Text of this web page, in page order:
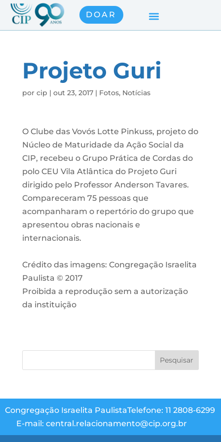
DOAR
Projeto Guri
por cip | out 23, 2017| Fotos, Notícias
O Clube das Vovós Lotte Pinkuss, projeto do
Núcleo de Maturidade da Ação Social da
CIP, recebeu o Grupo Prática de Cordas do
polo CEU Vila Atlântica do Projeto Guri
dirigido pelo Professor Anderson Tavares.
Compareceram 75 pessoas que
acompanharam o repertório do grupo que
apresentou obras nacionais e
internacionais.
Crédito das imagens: Congregação Israelita
Paulista © 2017
Proibida a reprodução sem a autorização
da instituição
Congregação Israelita PaulistaTelefone: 11 2808-6299
E-mail: central.relacionamento@cip.org.br